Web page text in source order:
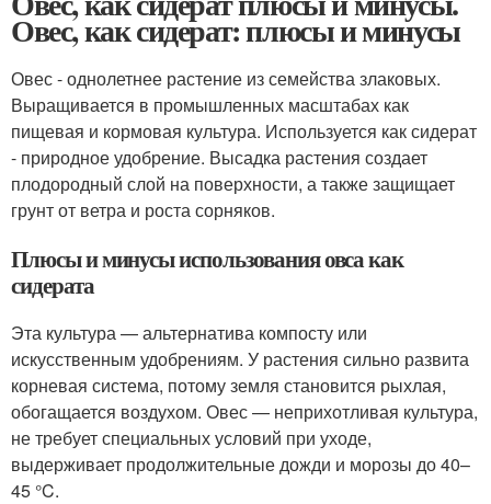
Овес, как сидерат: плюсы и минусы
Овес - однолетнее растение из семейства злаковых.
Выращивается в промышленных масштабах как
пищевая и кормовая культура. Используется как сидерат
- природное удобрение. Высадка растения создает
плодородный слой на поверхности, а также защищает
грунт от ветра и роста сорняков.
Плюсы и минусы использования овса как
сидерата
Эта культура — альтернатива компосту или
искусственным удобрениям. У растения сильно развита
корневая система, потому земля становится рыхлая,
обогащается воздухом. Овес — неприхотливая культура,
не требует специальных условий при уходе,
выдерживает продолжительные дожди и морозы до 40–
45 °C.